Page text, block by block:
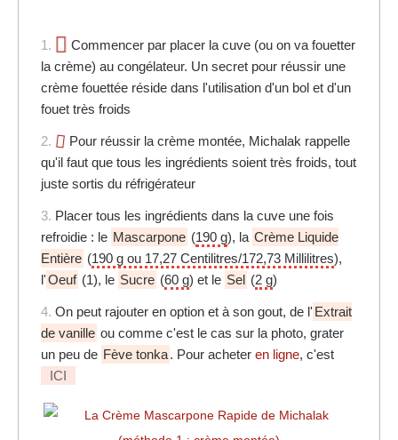
1.
Commencer par placer la cuve (ou on va fouetter
la crème) au congélateur. Un secret pour réussir une
crème fouettée réside dans l'utilisation d'un bol et d'un
fouet très froids
2.
Pour réussir la crème montée, Michalak rappelle
qu'il faut que tous les ingrédients soient très froids, tout
juste sortis du réfrigérateur
3. Placer tous les ingrédients dans la cuve une fois
refroidie : le Mascarpone (190 g), la Crème Liquide
Entière (190 g ou 17,27 Centilitres/172,73 Millilitres),
l'Oeuf (1), le Sucre (60 g) et le Sel (2 g)
4. On peut rajouter en option et à son gout, de l' Extrait
de vanille ou comme c'est le cas sur la photo, grater
un peu de Fève tonka. Pour acheter en ligne, c'est
ICI